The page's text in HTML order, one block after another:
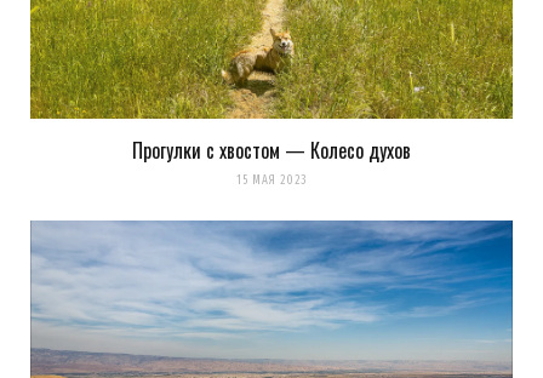
Прогулки с хвостом — Колесо духов
15 МАЯ 2023